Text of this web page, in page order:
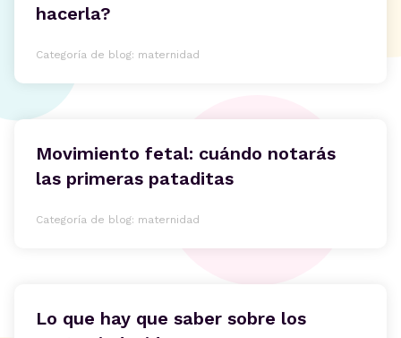
hacerla?
Categoría de blog: maternidad
Movimiento fetal: cuándo notarás
las primeras pataditas
Categoría de blog: maternidad
Lo que hay que saber sobre los